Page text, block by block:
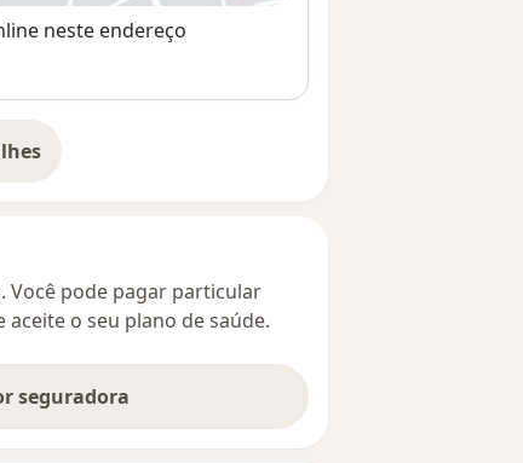
neste endereço
Você pode pagar particular
o seu plano de saúde.
seguradora